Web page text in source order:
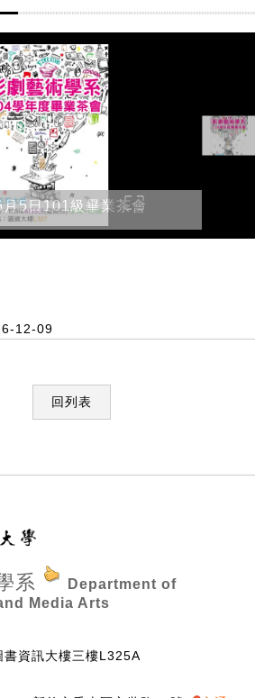
月5日101級畢業茶會
12-09
回列表
系
Department of
Media Arts
書資訊大樓三樓L325A